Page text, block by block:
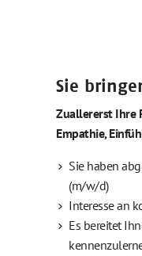
Sie
Zuallererst Ihre
Empathie,
Sie haben
(m/w/d)
Interesse an
Es bereitet